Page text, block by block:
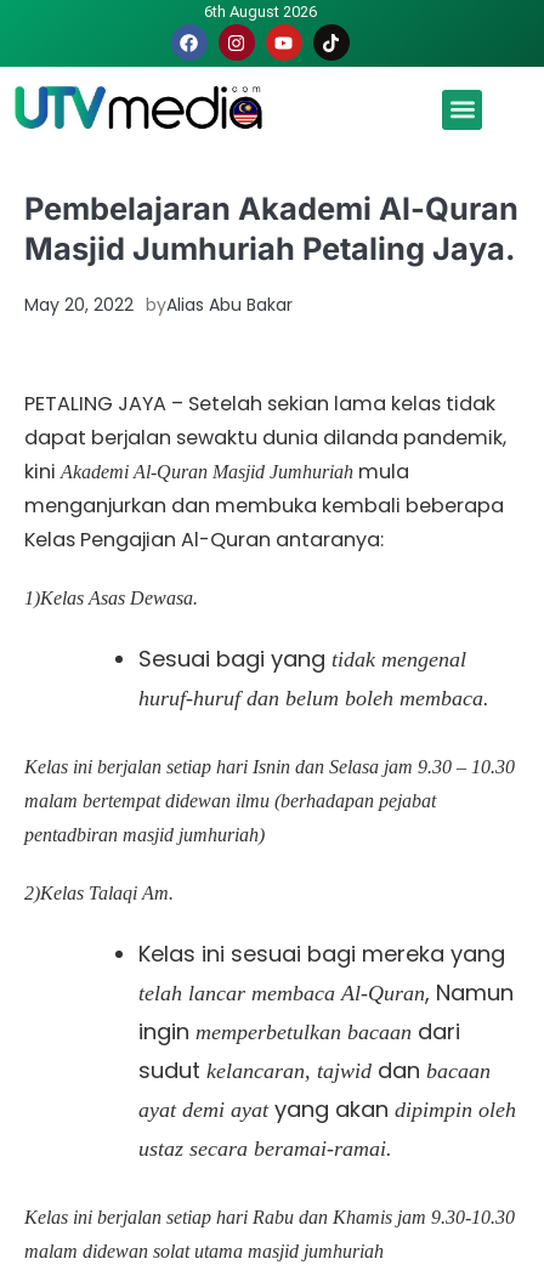
6th August 2026
Pembelajaran Akademi Al-Quran
Masjid Jumhuriah Petaling Jaya.
May 20, 2022 byAlias Abu Bakar
PETALING JAYA – Setelah sekian lama kelas tidak
dapat berjalan sewaktu dunia dilanda pandemik,
kiniAkademi Al-Quran Masjid Jumhuriah mula
menganjurkan dan membuka kembali beberapa
Kelas Pengajian Al-Quran antaranya:
1)Kelas Asas Dewasa.
Sesuai bagi yang tidak mengenal
huruf-huruf dan belum boleh membaca.
Kelas ini berjalan setiap hari Isnin dan Selasa jam 9.30 – 10.30
malam bertempat didewan ilmu (berhadapan pejabat
pentadbiran masjid jumhuriah)
2)Kelas Talaqi Am.
Kelas ini sesuai bagi mereka yang
telah lancar membaca Al-Quran, Namun
ingin memperbetulkan bacaan dari
sudut kelancaran, tajwid dan bacaan
ayat demi ayatyang akan dipimpin oleh
ustaz secara beramai-ramai.
Kelas ini berjalan setiap hari Rabu dan Khamis jam 9.30-10.30
malam didewan solat utama masjid jumhuriah